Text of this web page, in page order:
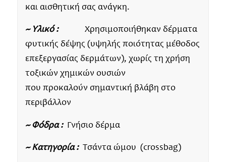
και αισθητική σας ανάγκη.
~ Υλικό :
Χρησιμοποιήθηκαν δέρματα
φυτικής δέψης (υψηλής ποιότητας μέθοδος
επεξεργασίας δερμάτων), χωρίς τη χρήση
τοξικών χημικών ουσιών
που προκαλούν σημαντική βλάβη στο
περιβάλλον
~ Φόδρα : Γνήσιο δέρμα
~ Κατηγορία : Τσάντα ώμου (crossbag)